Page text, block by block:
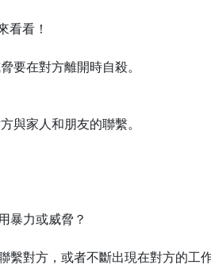
看看！
要在對方離開時自殺。
與家人和朋友的聯繫。
暴力或威脅？
對方，或者不斷出現在對方的工